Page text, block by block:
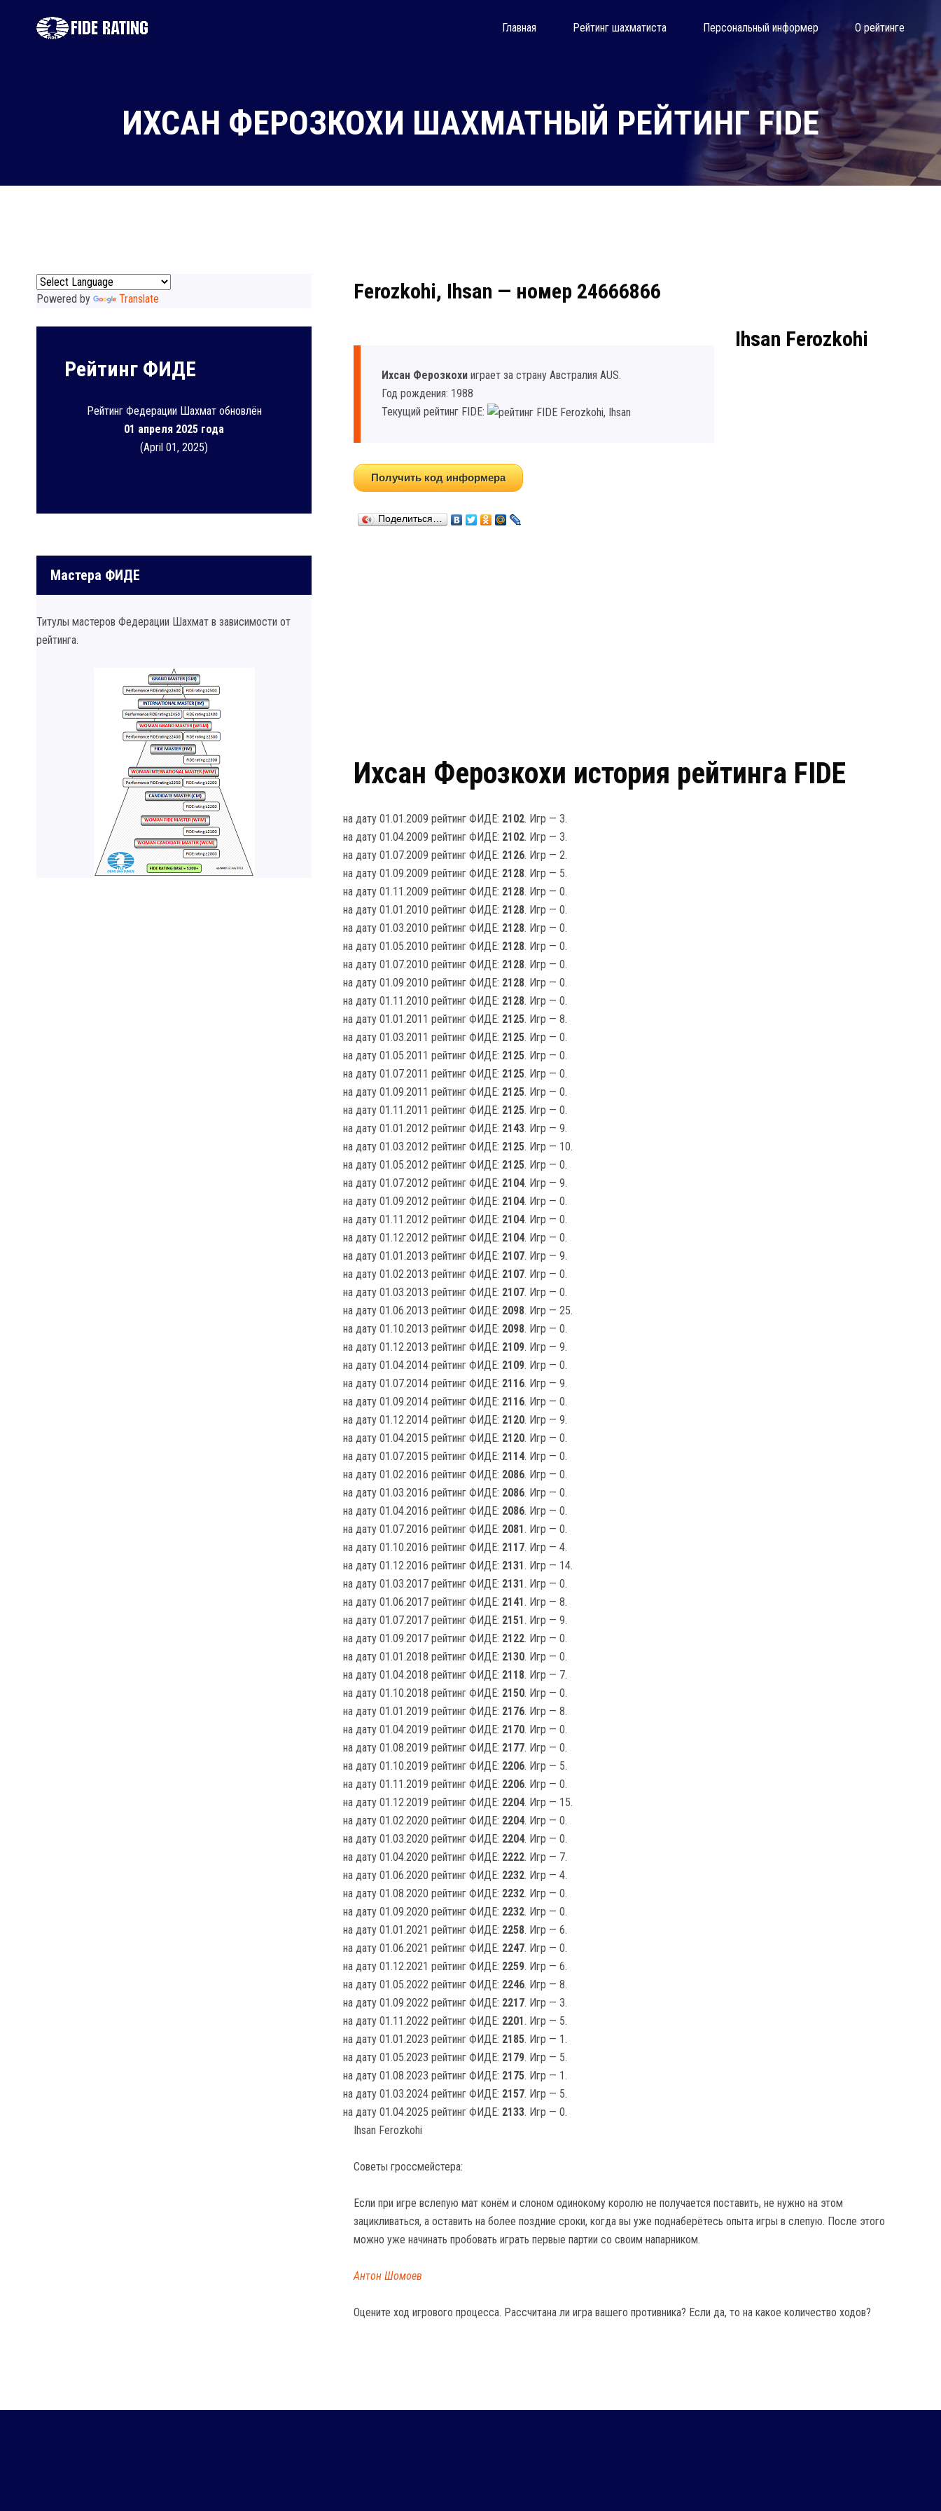
Главная Рейтинг шахматиста Персональный информер О рейтинге
ИХСАН ФЕРОЗКОХИ ШАХМАТНЫЙ РЕЙТИНГ FIDE
Powered by Translate
Рейтинг ФИДЕ
Рейтинг Федерации Шахмат обновлён
01 апреля 2025 года
(April 01, 2025)
Мастера ФИДЕ
Титулы мастеров Федерации Шахмат в зависимости от
рейтинга.
Ferozkohi, Ihsan — номер 24666866
Ихсан Ферозкохи играет за страну Австралия AUS.
Год рождения: 1988
Текущий рейтинг FIDE:
Получить код информера
Поделиться…
Ihsan Ferozkohi
Ихсан Ферозкохи история рейтинга FIDE
на дату 01.01.2009 рейтинг ФИДЕ: 2102. Игр — 3.
на дату 01.04.2009 рейтинг ФИДЕ: 2102. Игр — 3.
на дату 01.07.2009 рейтинг ФИДЕ: 2126. Игр — 2.
на дату 01.09.2009 рейтинг ФИДЕ: 2128. Игр — 5.
на дату 01.11.2009 рейтинг ФИДЕ: 2128. Игр — 0.
на дату 01.01.2010 рейтинг ФИДЕ: 2128. Игр — 0.
на дату 01.03.2010 рейтинг ФИДЕ: 2128. Игр — 0.
на дату 01.05.2010 рейтинг ФИДЕ: 2128. Игр — 0.
на дату 01.07.2010 рейтинг ФИДЕ: 2128. Игр — 0.
на дату 01.09.2010 рейтинг ФИДЕ: 2128. Игр — 0.
на дату 01.11.2010 рейтинг ФИДЕ: 2128. Игр — 0.
на дату 01.01.2011 рейтинг ФИДЕ: 2125. Игр — 8.
на дату 01.03.2011 рейтинг ФИДЕ: 2125. Игр — 0.
на дату 01.05.2011 рейтинг ФИДЕ: 2125. Игр — 0.
на дату 01.07.2011 рейтинг ФИДЕ: 2125. Игр — 0.
на дату 01.09.2011 рейтинг ФИДЕ: 2125. Игр — 0.
на дату 01.11.2011 рейтинг ФИДЕ: 2125. Игр — 0.
на дату 01.01.2012 рейтинг ФИДЕ: 2143. Игр — 9.
на дату 01.03.2012 рейтинг ФИДЕ: 2125. Игр — 10.
на дату 01.05.2012 рейтинг ФИДЕ: 2125. Игр — 0.
на дату 01.07.2012 рейтинг ФИДЕ: 2104. Игр — 9.
на дату 01.09.2012 рейтинг ФИДЕ: 2104. Игр — 0.
на дату 01.11.2012 рейтинг ФИДЕ: 2104. Игр — 0.
на дату 01.12.2012 рейтинг ФИДЕ: 2104. Игр — 0.
на дату 01.01.2013 рейтинг ФИДЕ: 2107. Игр — 9.
на дату 01.02.2013 рейтинг ФИДЕ: 2107. Игр — 0.
на дату 01.03.2013 рейтинг ФИДЕ: 2107. Игр — 0.
на дату 01.06.2013 рейтинг ФИДЕ: 2098. Игр — 25.
на дату 01.10.2013 рейтинг ФИДЕ: 2098. Игр — 0.
на дату 01.12.2013 рейтинг ФИДЕ: 2109. Игр — 9.
на дату 01.04.2014 рейтинг ФИДЕ: 2109. Игр — 0.
на дату 01.07.2014 рейтинг ФИДЕ: 2116. Игр — 9.
на дату 01.09.2014 рейтинг ФИДЕ: 2116. Игр — 0.
на дату 01.12.2014 рейтинг ФИДЕ: 2120. Игр — 9.
на дату 01.04.2015 рейтинг ФИДЕ: 2120. Игр — 0.
на дату 01.07.2015 рейтинг ФИДЕ: 2114. Игр — 0.
на дату 01.02.2016 рейтинг ФИДЕ: 2086. Игр — 0.
на дату 01.03.2016 рейтинг ФИДЕ: 2086. Игр — 0.
на дату 01.04.2016 рейтинг ФИДЕ: 2086. Игр — 0.
на дату 01.07.2016 рейтинг ФИДЕ: 2081. Игр — 0.
на дату 01.10.2016 рейтинг ФИДЕ: 2117. Игр — 4.
на дату 01.12.2016 рейтинг ФИДЕ: 2131. Игр — 14.
на дату 01.03.2017 рейтинг ФИДЕ: 2131. Игр — 0.
на дату 01.06.2017 рейтинг ФИДЕ: 2141. Игр — 8.
на дату 01.07.2017 рейтинг ФИДЕ: 2151. Игр — 9.
на дату 01.09.2017 рейтинг ФИДЕ: 2122. Игр — 0.
на дату 01.01.2018 рейтинг ФИДЕ: 2130. Игр — 0.
на дату 01.04.2018 рейтинг ФИДЕ: 2118. Игр — 7.
на дату 01.10.2018 рейтинг ФИДЕ: 2150. Игр — 0.
на дату 01.01.2019 рейтинг ФИДЕ: 2176. Игр — 8.
на дату 01.04.2019 рейтинг ФИДЕ: 2170. Игр — 0.
на дату 01.08.2019 рейтинг ФИДЕ: 2177. Игр — 0.
на дату 01.10.2019 рейтинг ФИДЕ: 2206. Игр — 5.
на дату 01.11.2019 рейтинг ФИДЕ: 2206. Игр — 0.
на дату 01.12.2019 рейтинг ФИДЕ: 2204. Игр — 15.
на дату 01.02.2020 рейтинг ФИДЕ: 2204. Игр — 0.
на дату 01.03.2020 рейтинг ФИДЕ: 2204. Игр — 0.
на дату 01.04.2020 рейтинг ФИДЕ: 2222. Игр — 7.
на дату 01.06.2020 рейтинг ФИДЕ: 2232. Игр — 4.
на дату 01.08.2020 рейтинг ФИДЕ: 2232. Игр — 0.
на дату 01.09.2020 рейтинг ФИДЕ: 2232. Игр — 0.
на дату 01.01.2021 рейтинг ФИДЕ: 2258. Игр — 6.
на дату 01.06.2021 рейтинг ФИДЕ: 2247. Игр — 0.
на дату 01.12.2021 рейтинг ФИДЕ: 2259. Игр — 6.
на дату 01.05.2022 рейтинг ФИДЕ: 2246. Игр — 8.
на дату 01.09.2022 рейтинг ФИДЕ: 2217. Игр — 3.
на дату 01.11.2022 рейтинг ФИДЕ: 2201. Игр — 5.
на дату 01.01.2023 рейтинг ФИДЕ: 2185. Игр — 1.
на дату 01.05.2023 рейтинг ФИДЕ: 2179. Игр — 5.
на дату 01.08.2023 рейтинг ФИДЕ: 2175. Игр — 1.
на дату 01.03.2024 рейтинг ФИДЕ: 2157. Игр — 5.
на дату 01.04.2025 рейтинг ФИДЕ: 2133. Игр — 0.
Ihsan Ferozkohi
Советы гроссмейстера:
Если при игре вслепую мат конём и слоном одинокому королю не получается поставить, не нужно на этом
зацикливаться, а оставить на более поздние сроки, когда вы уже поднаберётесь опыта игры в слепую. После этого
можно уже начинать пробовать играть первые партии со своим напарником.
Антон Шомоев
Оцените ход игрового процесса. Рассчитана ли игра вашего противника? Если да, то на какое количество ходов?